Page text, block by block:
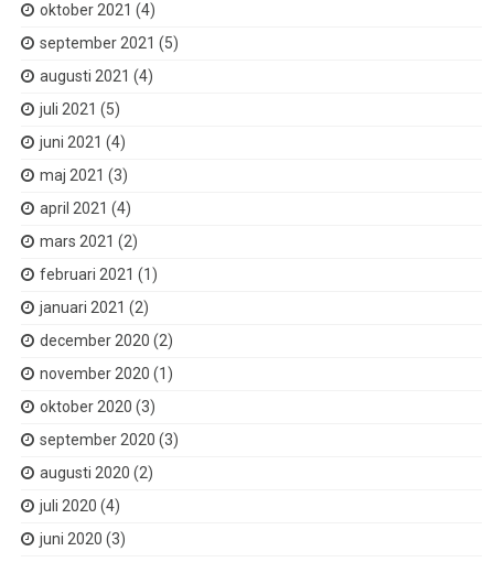
oktober 2021 (4)
september 2021 (5)
augusti 2021 (4)
juli 2021 (5)
juni 2021 (4)
maj 2021 (3)
april 2021 (4)
mars 2021 (2)
februari 2021 (1)
januari 2021 (2)
december 2020 (2)
november 2020 (1)
oktober 2020 (3)
september 2020 (3)
augusti 2020 (2)
juli 2020 (4)
juni 2020 (3)